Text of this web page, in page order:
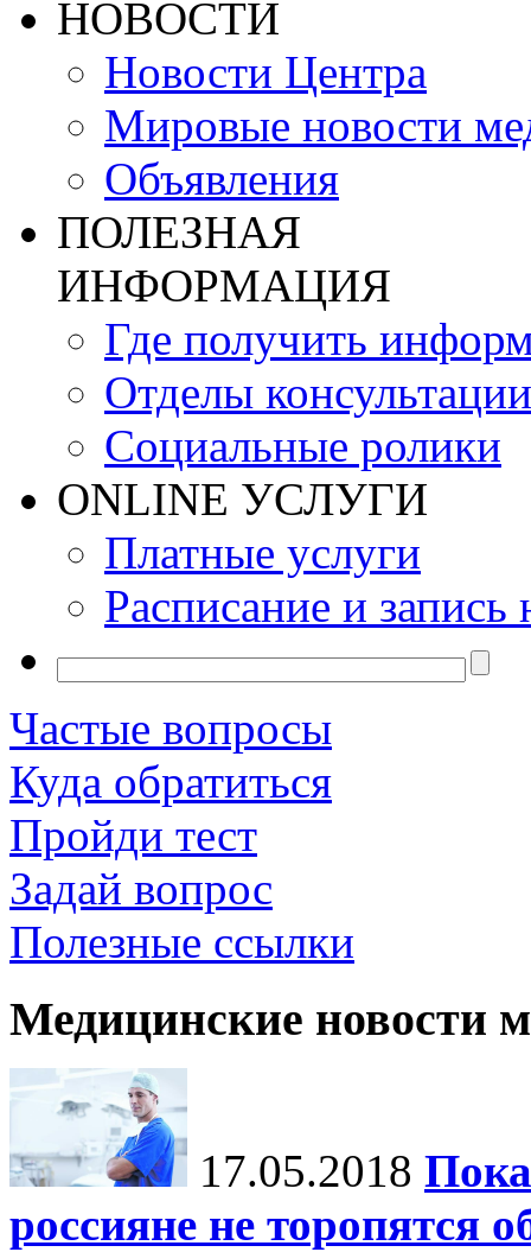
НОВОСТИ
Новости Центра
Мировые новости
Объявления
ПОЛЕЗНАЯ
ИНФОРМАЦИЯ
Где получить
Отделы консультации
Социальные ролики
ONLINE УСЛУГИ
Платные услуги
Расписание и запись
Частые вопросы
Куда обратиться
Пройди тест
Задай вопрос
Полезные ссылки
Медицинские новости
17.05.2018
россияне не торопятся